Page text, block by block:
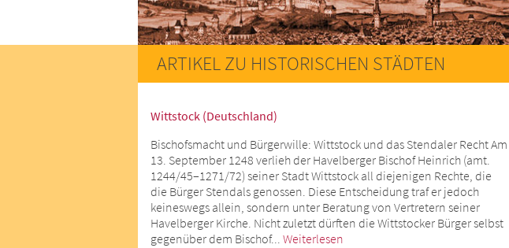
ARTIKEL ZU HISTORISCHEN STÄDTEN
Wittstock (Deutschland)
Bischofsmacht und Bürgerwille: Wittstock und das Stendaler Recht Am
13. September 1248 verlieh der Havelberger Bischof Heinrich (amt.
1244/45–1271/72) seiner Stadt Wittstock all diejenigen Rechte, die
die Bürger Stendals genossen. Diese Entscheidung traf er jedoch
keineswegs allein, sondern unter Beratung von Vertretern seiner
Havelberger Kirche. Nicht zuletzt dürften die Wittstocker Bürger selbst
gegenüber dem Bischof... Weiterlesen